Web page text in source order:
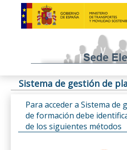
Sistema de gestión de
Para acceder a Sistema de
de formación debe
de los siguientes métodos